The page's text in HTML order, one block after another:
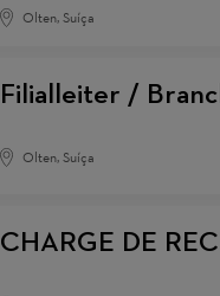
Olten, Suíça
Filialleiter /
Olten, Suíça
CHARGE DE